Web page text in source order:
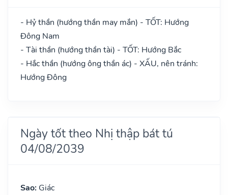
- Hỷ thần (hướng thần may mắn) - TỐT: Hướng
Đông Nam
- Tài thần (hướng thần tài) - TỐT: Hướng Bắc
- Hắc thần (hướng ông thần ác) - XẤU, nên tránh:
Hướng Đông
Ngày tốt theo Nhị thập bát tú
04/08/2039
Sao: Giác